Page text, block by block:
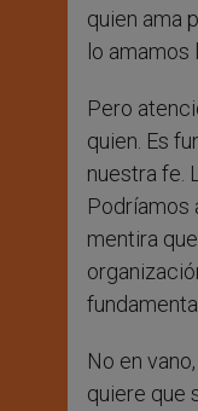
quien ama
lo
Pero
quien. Es
nuestra fe.
Podríamos
mentira
fundamental.
No en
quiere que